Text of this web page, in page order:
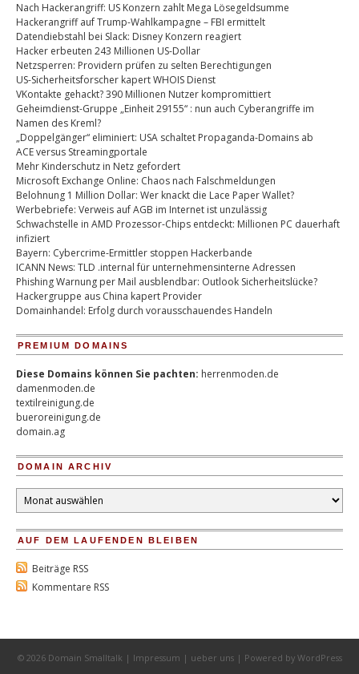
Nach Hackerangriff: US Konzern zahlt Mega Lösegeldsumme
Hackerangriff auf Trump-Wahlkampagne – FBI ermittelt
Datendiebstahl bei Slack: Disney Konzern reagiert
Hacker erbeuten 243 Millionen US-Dollar
Netzsperren: Providern prüfen zu selten Berechtigungen
US-Sicherheitsforscher kapert WHOIS Dienst
VKontakte gehackt? 390 Millionen Nutzer kompromittiert
Geheimdienst-Gruppe „Einheit 29155“ : nun auch Cyberangriffe im
Namen des Kreml?
„Doppelgänger“ eliminiert: USA schaltet Propaganda-Domains ab
ACE versus Streamingportale
Mehr Kinderschutz in Netz gefordert
Microsoft Exchange Online: Chaos nach Falschmeldungen
Belohnung 1 Million Dollar: Wer knackt die Lace Paper Wallet?
Werbebriefe: Verweis auf AGB im Internet ist unzulässig
Schwachstelle in AMD Prozessor-Chips entdeckt: Millionen PC dauerhaft
infiziert
Bayern: Cybercrime-Ermittler stoppen Hackerbande
ICANN News: TLD .internal für unternehmensinterne Adressen
Phishing Warnung per Mail ausblendbar: Outlook Sicherheitslücke?
Hackergruppe aus China kapert Provider
Domainhandel: Erfolg durch vorausschauendes Handeln
PREMIUM DOMAINS
Diese Domains können Sie pachten: herrenmoden.de
damenmoden.de
textilreinigung.de
bueroreinigung.de
domain.ag
DOMAIN ARCHIV
Domain
Archiv
AUF DEM LAUFENDEN BLEIBEN
Beiträge RSS
Kommentare RSS
© 2026 Domain Smalltalk | Impressum | ueber uns| Powered by WordPress